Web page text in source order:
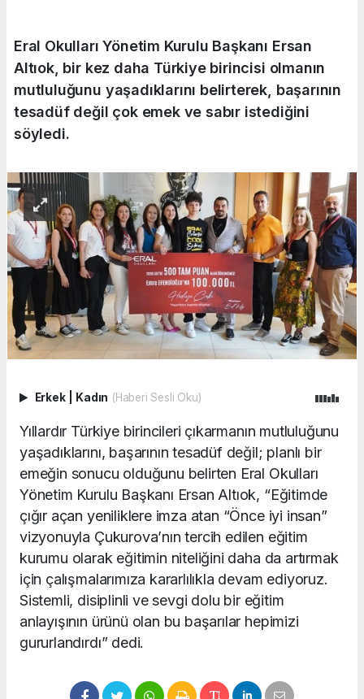
Eral Okulları Yönetim Kurulu Başkanı Ersan
Altıok, bir kez daha Türkiye birincisi olmanın
mutluluğunu yaşadıklarını belirterek, başarının
tesadüf değil çok emek ve sabır istediğini
söyledi.
Erkek Kadın (Haberi Sesli Oku)
Yıllardır Türkiye birincileri çıkarmanın mutluluğunu
yaşadıklarını, başarının tesadüf değil; planlı bir
emeğin sonucu olduğunu belirten Eral Okulları
Yönetim Kurulu Başkanı Ersan Altıok, “Eğitimde
çığır açan yeniliklere imza atan “Önce iyi insan”
vizyonuyla Çukurova’nın tercih edilen eğitim
kurumu olarak eğitimin niteliğini daha da artırmak
için çalışmalarımıza kararlılıkla devam ediyoruz.
Sistemli, disiplinli ve sevgi dolu bir eğitim
anlayışının ürünü olan bu başarılar hepimizi
gururlandırdı” dedi.